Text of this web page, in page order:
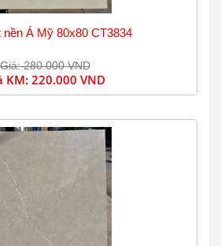
nền Á Mỹ 80x80 CT3834
Giá: 280.000 VND
KM: 220.000 VND